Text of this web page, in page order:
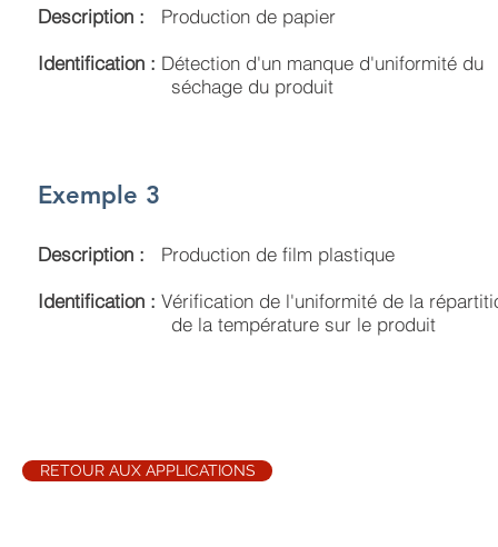
Description : Production de papier
Identification : Détection d'un manque d'uniformité du
séchage du produit
Exemple 3
Description : Production de film plastique
Identification : Vérification de l'uniformité de la
de la température sur le produit
RETOUR AUX APPLICATIONS